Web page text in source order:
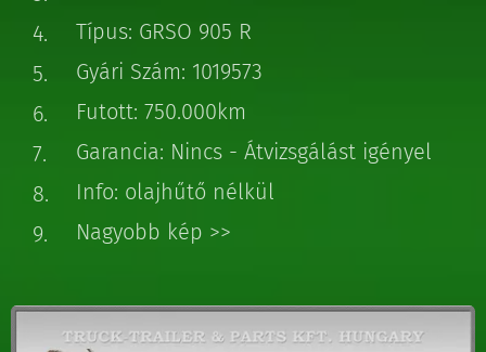
Típus: GRSO 905 R
Gyári Szám: 1019573
Futott: 750.000km
Garancia: Nincs - Átvizsgálást igényel
Info: olajhűtő nélkül
Nagyobb kép >>